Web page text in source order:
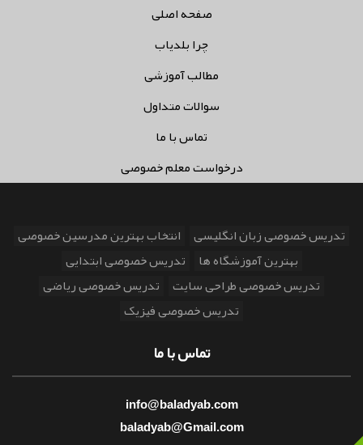
صفحه اصلی
چرا بلدیاب
مطالب آموزشی
سوالات متداول
تماس با ما
درخواست معلم خصوصی
تدریس خصوصی زبان انگلیسی انتخاب بهترین مدرسین خصوصی
بهترین آموزشگاه ها تدریس خصوصی ابتدایی
تدریس خصوصی طراحی سایت تدریس خصوصی ریاضی
تدریس خصوصی فیزیک
تماس با ما
info@baladyab.com
baladyab@Gmail.com